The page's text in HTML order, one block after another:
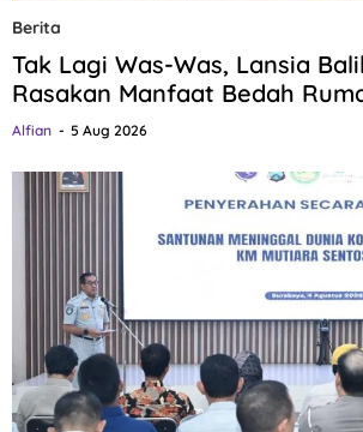
Berita
Tak Lagi Was-Was, Lansia
Rasakan Manfaat Bedah
Alfian 5 Aug 2026